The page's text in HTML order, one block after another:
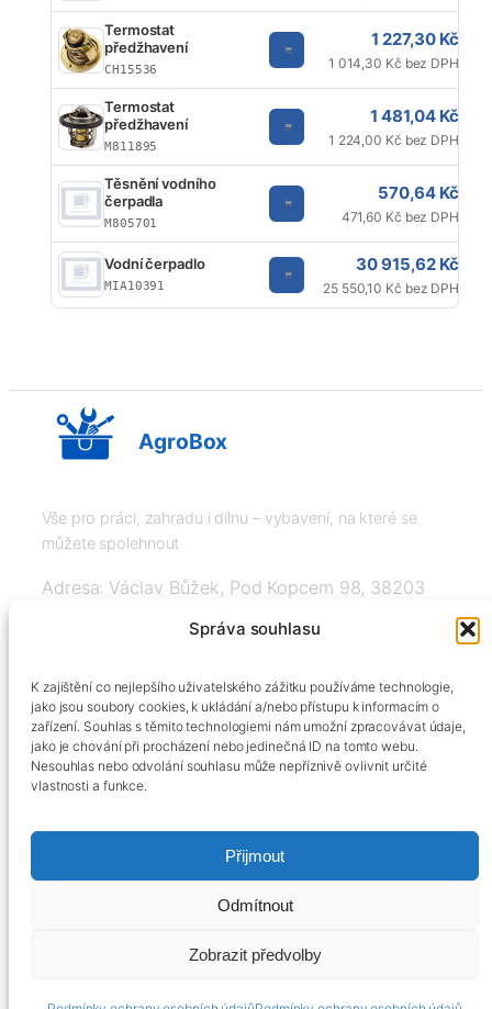
Správa souhlasu
K zajištění co nejlepšího uživatelského zážitku používáme technologie,
jako jsou soubory cookies, k ukládání a/nebo přístupu k informacím o
zařízení. Souhlas s těmito technologiemi nám umožní zpracovávat údaje,
jako je chování při procházení nebo jedinečná ID na tomto webu.
Nesouhlas nebo odvolání souhlasu může nepříznivě ovlivnit určité
vlastnosti a funkce.
Přijmout
Odmítnout
Zobrazit předvolby
Termostat
předžhavení
CH15536
1 227,30 Kč
1 014,30 Kč bez DPH
Termostat
předžhavení
M811895
1 481,04 Kč
1 224,00 Kč bez DPH
Těsnění vodního
čerpadla
M805701
570,64 Kč
471,60 Kč bez DPH
Vodní čerpadlo
MIA10391
30 915,62 Kč
25 550,10 Kč bez DPH
AgroBox
Vše pro práci, zahradu i dílnu – vybavení, na které se
můžete spolehnout
Adresa: Václav Bůžek, Pod Kopcem 98, 38203
+420606334248, info@agrobox.cz
Obchodní podmínky
Podmínky ochrany osobních údajů